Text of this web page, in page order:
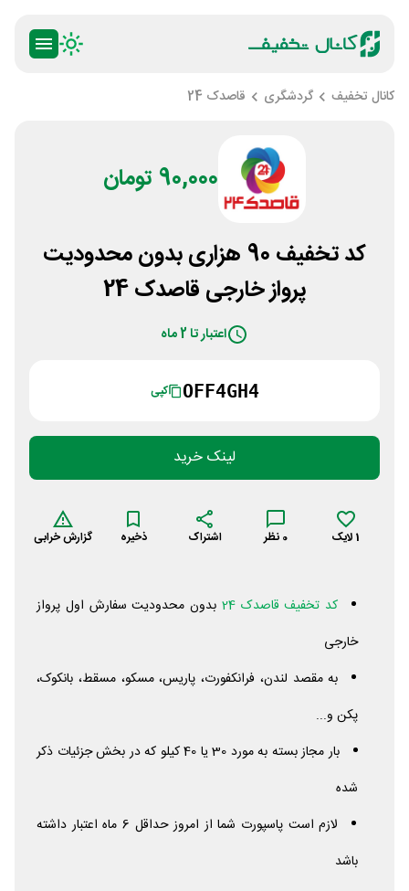
کانال تخفیف گردشگری قاصدک 24
90,000 تومان
کد تخفیف 90 هزاری بدون محدودیت
پرواز خارجی قاصدک 24
اعتبار تا 2 ماه
OFF4GH4 کپی
لینک خرید
1لایک 0 نظر اشتراک ذخیره گزارش خرابی
کد تخفیف قاصدک 24
بدون محدودیت سفارش اول پرواز
خارجی
به مقصد لندن، فرانکفورت، پاریس، مسکو، مسقط، بانکوک،
پکن و...
بار مجاز بسته به مورد 30 یا 40 کیلو که در بخش جزئیات ذکر
شده
لازم است پاسپورت شما از امروز حداقل 6 ماه اعتبار داشته
باشد